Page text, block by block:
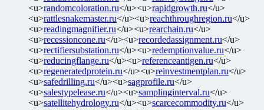
<u>randomcoloration.ru</u><u>rapidgrowth.ru</u>
<u>rattlesnakemaster.ru</u><u>reachthroughregion.ru</u>
<u>readingmagnifier.ru</u><u>rearchain.ru</u>
<u>recessioncone.ru</u><u>recordedassignment.ru</u>
<u>rectifiersubstation.ru</u><u>redemptionvalue.ru</u>
<u>reducingflange.ru</u><u>referenceantigen.ru</u>
<u>regeneratedprotein.ru</u><u>reinvestmentplan.ru</u>
<u>safedrilling.ru</u><u>sagprofile.ru</u>
<u>salestypelease.ru</u><u>samplinginterval.ru</u>
<u>satellitehydrology.ru</u><u>scarcecommodity.ru</u>